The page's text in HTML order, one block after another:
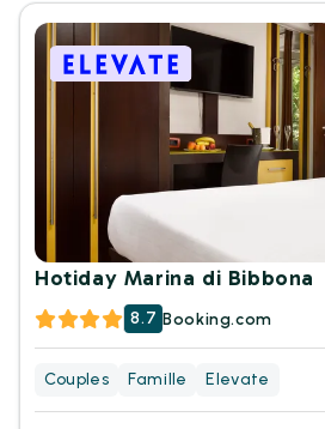
Hotiday Marina di Bibbona
8.7 Booking.com
Couples Famille Elevate